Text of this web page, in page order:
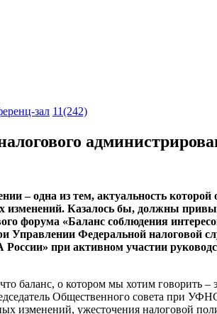
зал 11(242)
– одна из тем, актуальность
изменений. Казалось бы, должны
форума «Баланс соблюдения
Управлении Федеральной
при активном участии
баланс, о котором мы хотим говорить
Общественного совета при
изменений, ужесточения налоговой